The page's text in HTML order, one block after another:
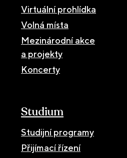
Virtuální prohlídka
Volná místa
Mezinárodní akce
a projekty
Koncerty
Studium
Studijní programy
Přijímací řízení